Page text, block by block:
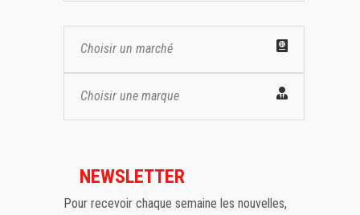
Choisir un marché
Choisir une marque
NEWSLETTER
Pour recevoir chaque semaine les nouvelles,